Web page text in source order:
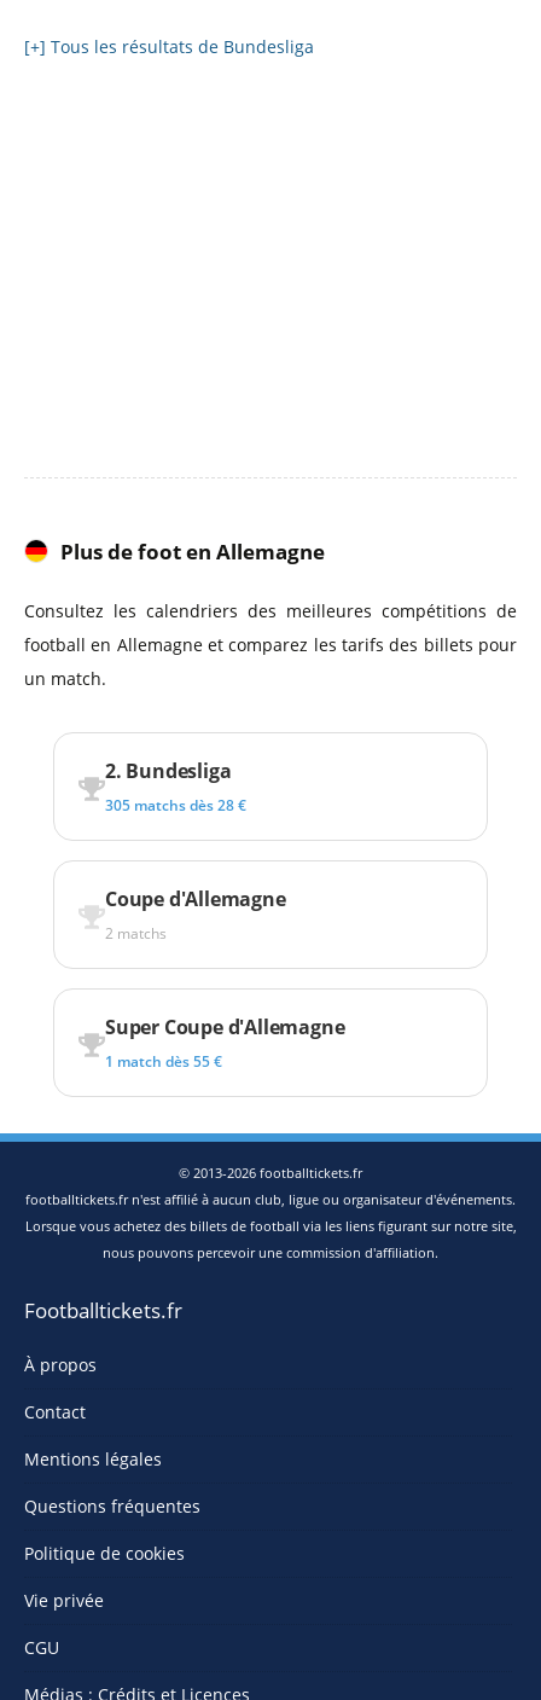
[+] Tous les résultats de Bundesliga
Plus de foot en Allemagne
Consultez les calendriers des meilleures compétitions de
football en Allemagne et comparez les tarifs des billets pour
un match.
2. Bundesliga
305 matchs dès 28 €
Coupe d'Allemagne
2 matchs
Super Coupe d'Allemagne
1 match dès 55 €
© 2013-2026 footballtickets.fr
footballtickets.fr n'est affilié à aucun club, ligue ou organisateur d'événements.
Lorsque vous achetez des billets de football via les liens figurant sur notre site,
nous pouvons percevoir une commission d'affiliation.
Footballtickets.fr
À propos
Contact
Mentions légales
Questions fréquentes
Politique de cookies
Vie privée
CGU
Médias : Crédits et Licences